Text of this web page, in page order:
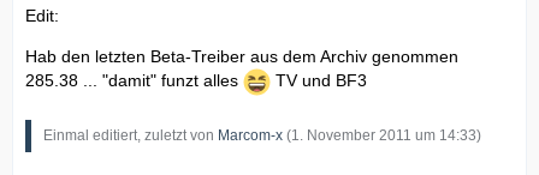
Edit:
Hab den letzten Beta-Treiber aus dem Archiv genommen
285.38 ... "damit" funzt alles
TV und BF3
Einmal editiert, zuletzt von Marcom-x (1. November 2011 um 14:33)